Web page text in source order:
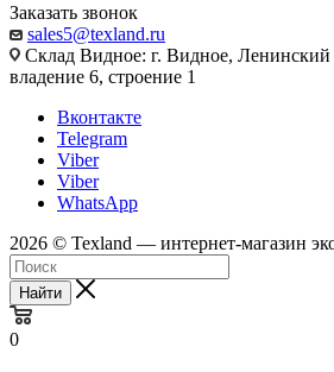
Заказать звонок
sales5@texland.ru
Склад Видное: г. Видное,
владение 6, строение 1
Вконтакте
Telegram
Viber
Viber
WhatsApp
2026 © Texland — интернет-магазин
Найти
0